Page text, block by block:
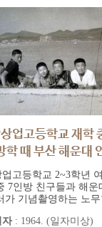
상업고등학교 재학
학 때 부산 해운대
친구들과 기념촬영
무현]
업고등학교 2~3학년
7인방 친구들과 해운
가 기념촬영하는 노
자 : 1964. (일자미상)